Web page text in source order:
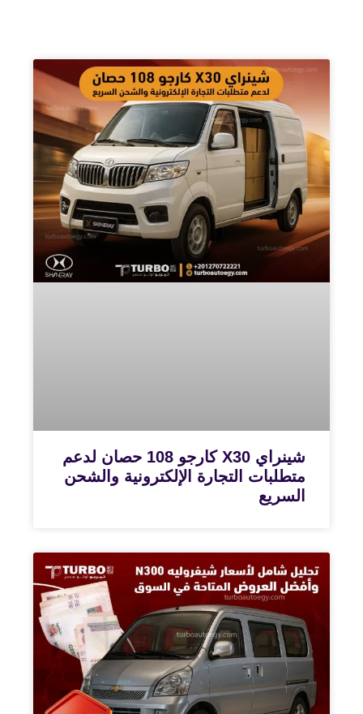
شينراي X30 كارجو 108 حصان لدعم
متطلبات التجارة الإلكترونية والشحن
السريع